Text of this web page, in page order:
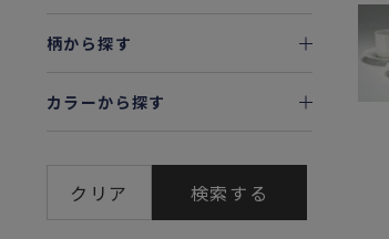
柄から探す
カラーから探す
クリア 検索する